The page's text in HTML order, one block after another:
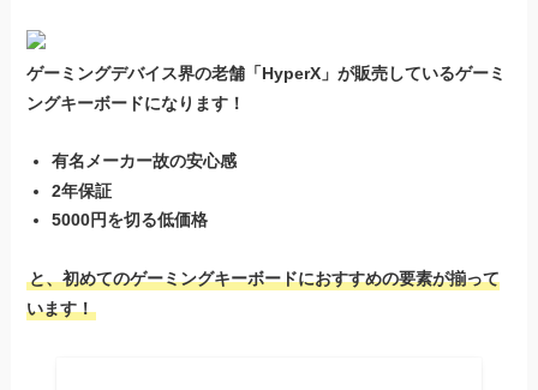
ゲーミングデバイス界の老舗「HyperX」が販売しているゲーミ
ングキーボードになります！
有名メーカー故の安心感
2年保証
5000円を切る低価格
と、初めてのゲーミングキーボードにおすすめの要素が揃って
います！